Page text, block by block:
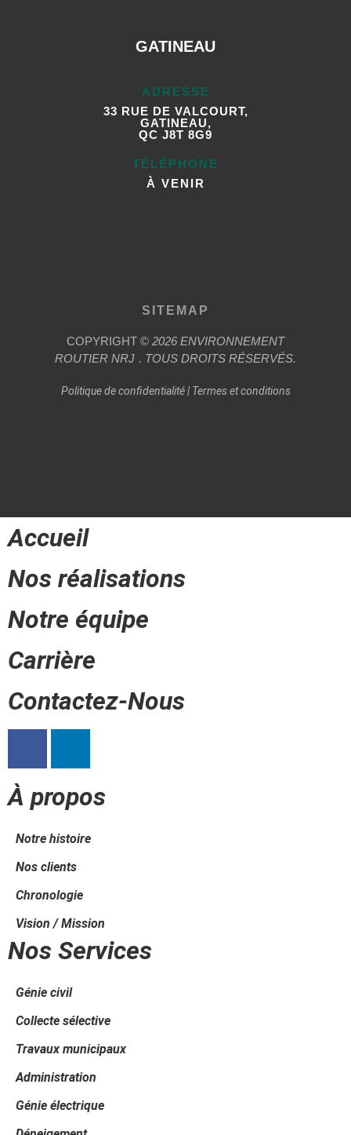
GATINEAU
ADRESSE
33 RUE DE VALCOURT,
GATINEAU,
QC J8T 8G9
TÉLÉPHONE
À VENIR
SITEMAP
COPYRIGHT © 2026 ENVIRONNEMENT
ROUTIER NRJ . TOUS DROITS RÉSERVÉS.
Politique de confidentialité| Termes et conditions
Accueil
Nos réalisations
Notre équipe
Carrière
Contactez-Nous
À propos
Notre histoire
Nos clients
Chronologie
Vision / Mission
Nos Services
Génie civil
Collecte sélective
Travaux municipaux
Administration
Génie électrique